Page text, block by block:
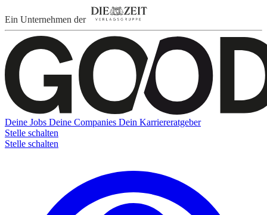
Ein Unternehmen der
Deine Jobs Deine Companies Dein Karriereratgeber
Stelle schalten
Stelle schalten